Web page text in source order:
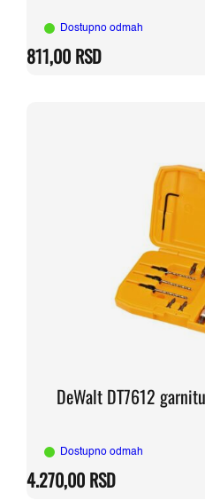
Dostupno odmah
811,00 RSD
DeWalt DT7612
Dostupno odmah
4.270,00 RSD